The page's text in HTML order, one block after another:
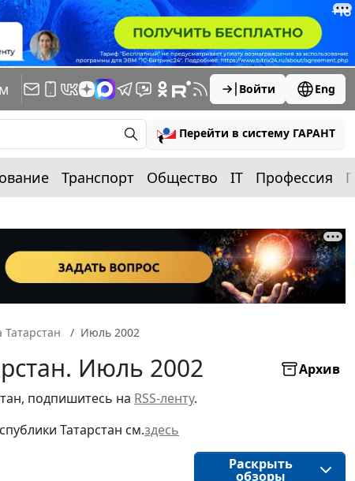
Войти Eng
Перейти в систему ГАРАНТ
Транспорт Общество IT Профессия
Татарстан Июль 2002
Июль 2002
Архив
подпишитесь на RSS-ленту.
Татарстан см.здесь
Раскрыть
обзоры